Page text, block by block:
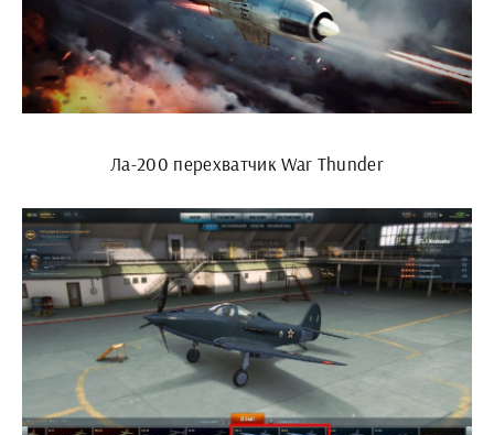
Ла-200 перехватчик War Thunder